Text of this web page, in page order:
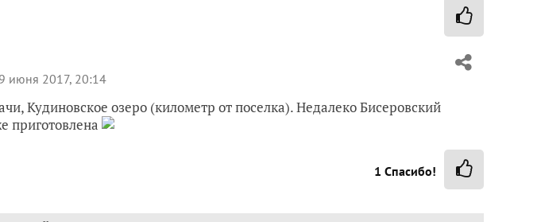
9 июня 2017, 20:14
Кудиновское озеро (километр от поселка). Недалеко Бисеровский
приготовлена
1 Спасибо!